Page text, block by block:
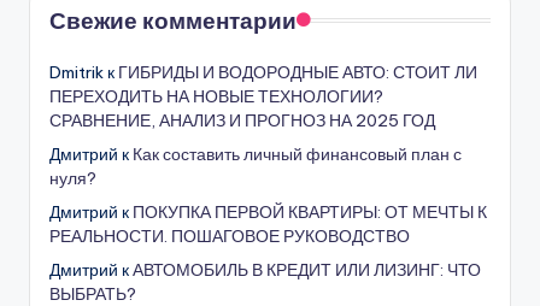
Свежие комментарии
Dmitrik к ГИБРИДЫ И ВОДОРОДНЫЕ АВТО: СТОИТ ЛИ
ПЕРЕХОДИТЬ НА НОВЫЕ ТЕХНОЛОГИИ?
СРАВНЕНИЕ, АНАЛИЗ И ПРОГНОЗ НА 2025 ГОД
Дмитрий к Как составить личный финансовый план с
нуля?
Дмитрий к ПОКУПКА ПЕРВОЙ КВАРТИРЫ: ОТ МЕЧТЫ К
РЕАЛЬНОСТИ. ПОШАГОВОЕ РУКОВОДСТВО
Дмитрий кАВТОМОБИЛЬ В КРЕДИТ ИЛИ ЛИЗИНГ: ЧТО
ВЫБРАТЬ?